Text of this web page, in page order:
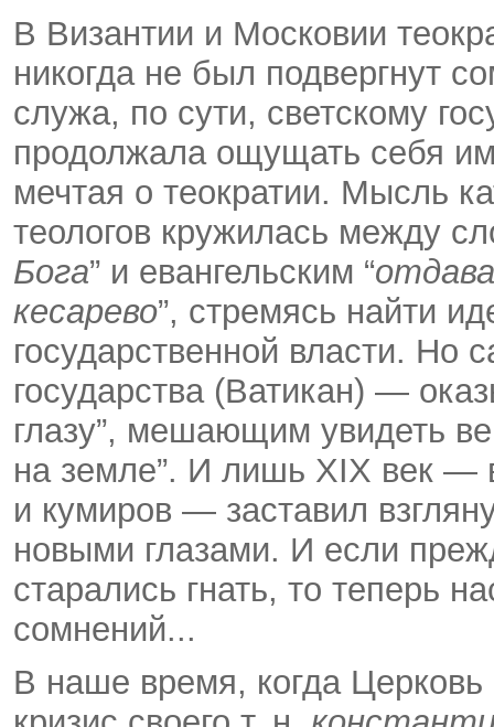
В Византии и Московии
никогда не был подвергнут
служа, по сути, светскому
продолжала ощущать себя
мечтая о теократии. Мысль
теологов кружилась между
Бога” и евангельским “
кесарево”, стремясь найти
государственной власти.
государства (Ватикан) —
глазу”, мешающим увидеть
на земле”. И лишь ХIХ век —
и кумиров — заставил
новыми глазами. И если
старались гнать, то теперь
сомнений...
В наше время, когда